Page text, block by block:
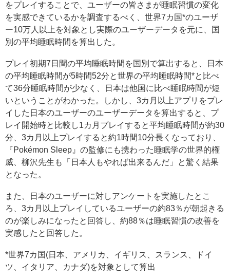
をプレイすることで、ユーザーの皆さまが睡眠習慣の変化
を実感できているかを調査するべく、世界7カ国*のユーザ
ー10万人以上を対象とし実際のユーザーデータを元に、国
別の平均睡眠時間を算出した。
プレイ初期7日間の平均睡眠時間を国別で算出すると、日本
の平均睡眠時間が5時間52分と世界の平均睡眠時間*と比べ
て36分睡眠時間が少なく、日本は他国に比べ睡眠時間が短
いということがわかった。しかし、3カ月以上アプリをプレ
イした日本のユーザーのユーザーデータを算出すると、プ
レイ開始時と比較し1カ月プレイすると平均睡眠時間が約30
分、3カ月以上プレイすると約1時間10分長くなっており、
『Pokémon Sleep』の監修にも携わった睡眠学の世界的権
威、柳沢先生も「日本人もやれば出来るんだ」と驚く結果
となった。
また、日本のユーザーに対しアンケートを実施したとこ
ろ、3カ月以上プレイしているユーザーの約83％が朝起きる
のが楽しみになったと回答し、約88％は睡眠習慣の改善を
実感したと回答した。
*世界7カ国(日本、アメリカ、イギリス、スランス、ドイ
ツ、イタリア、カナダ)を対象として算出